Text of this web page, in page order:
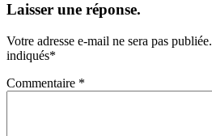
Laisser une réponse.
Votre adresse e-mail ne sera pas publiée.
indiqués*
Commentaire *